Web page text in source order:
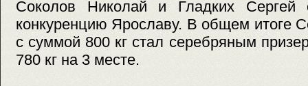
Соколов Николай и Гладких Сергей
конкуренцию Ярославу. В общем итоге
с суммой 800 кг стал серебряным
780 кг на 3 месте.